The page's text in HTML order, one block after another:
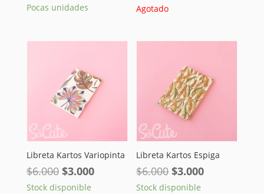
Pocas unidades
era:
es:
Agotado
Libreta Kartos Variopinta
$6.000 El
precio
$3.000El
Stock disponible
Libreta Kartos Espiga
$6.000 El
precio
$3.000El
Stock disponible